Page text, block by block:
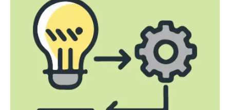
processo
criativo
por
trás
ilustração